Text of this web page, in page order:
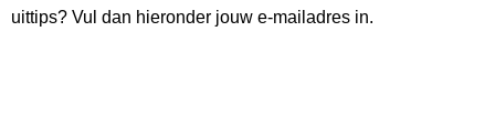
uittips? Vul dan hieronder jouw e-mailadres in.